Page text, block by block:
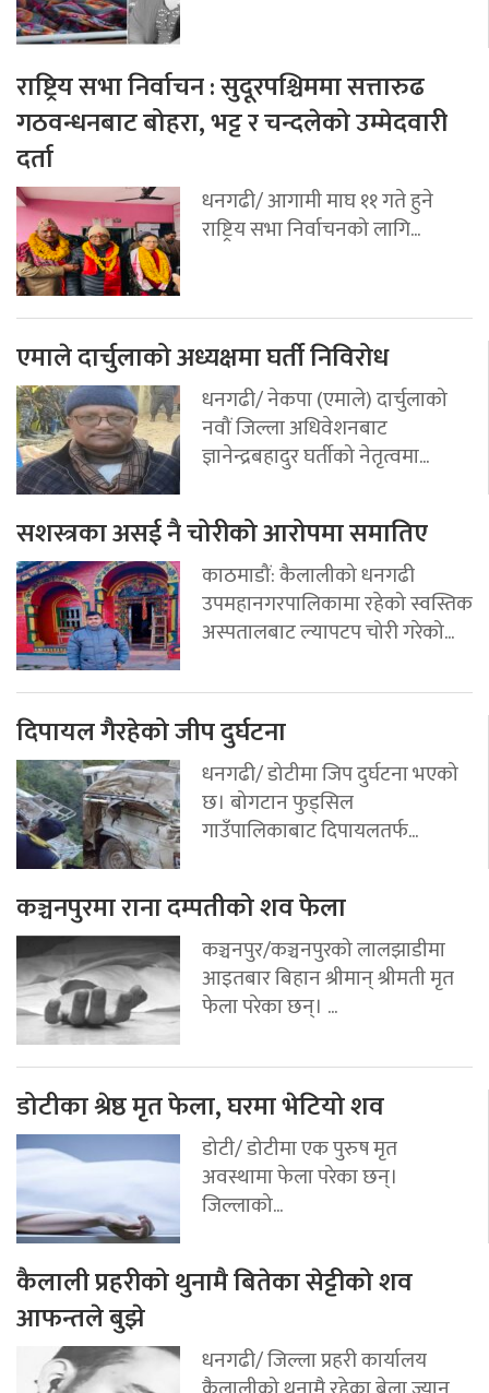
राष्ट्रिय सभा निर्वाचन : सुदूरपश्चिममा सत्तारुढ
गठवन्धनबाट बोहरा, भट्ट र चन्दलेको उम्मेदवारी
दर्ता
धनगढी/ आगामी माघ ११ गते हुने
राष्ट्रिय सभा निर्वाचनको लागि...
एमाले दार्चुलाको अध्यक्षमा घर्ती निविरोध
धनगढी/ नेकपा (एमाले) दार्चुलाको
नवौं जिल्ला अधिवेशनबाट
ज्ञानेन्द्रबहादुर घर्तीको नेतृत्वमा...
सशस्त्रका असई नै चोरीको आरोपमा समातिए
काठमाडौं: कैलालीको धनगढी
उपमहानगरपालिकामा रहेको स्वस्तिक
अस्पतालबाट ल्यापटप चोरी गरेको...
दिपायल गैरहेको जीप दुर्घटना
धनगढी/ डोटीमा जिप दुर्घटना भएको
छ। बोगटान फुड्सिल
गाउँपालिकाबाट दिपायलतर्फ...
कञ्चनपुरमा राना दम्पतीको शव फेला
कञ्चनपुर/कञ्चनपुरको लालझाडीमा
आइतबार बिहान श्रीमान् श्रीमती मृत
फेला परेका छन्। ...
डोटीका श्रेष्ठ मृत फेला, घरमा भेटियो शव
डोटी/ डोटीमा एक पुरुष मृत
अवस्थामा फेला परेका छन्।
जिल्लाको...
कैलाली प्रहरीको थुनामै बितेका सेट्टीको शव
आफन्तले बुझे
धनगढी/ जिल्ला प्रहरी कार्यालय